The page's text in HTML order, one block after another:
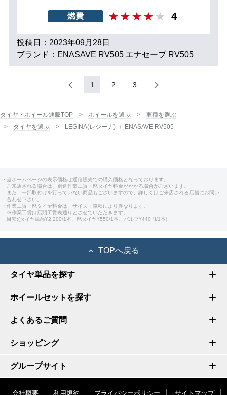
燃費 4
投稿日：2023年09月28日
ブランド：ENASAVE RV505 エナセーブ RV505
1 2 3
タイヤ・ホイール通販TOP ホイールを選ぶ
車種を選ぶ
タイヤを選ぶ
LEGINA(レジーナ) ＋ ENASAVE RV505
・当ホームページの表示価格は通信販売での購入価格となっております。
ご来店される場合は、別途作業工賃・廃タイヤ料金がかかる場合がございます。
また、一部取付けを行っていない商品もございますので、詳しくはご来店される店舗にお問い
合わせ下さい。
・作業工賃・廃タイヤ料金は、サイズ・車種により異なります。
※作業工賃は店頭工賃表通りとさせていただきます。
目安:(タイヤ単品¥2,200/1本、廃タイヤ¥550/1本、バルブ¥440円/1本)
TOPへ戻る
タイヤ単品を探す
ホイールセットを探す
よくあるご質問
ショッピング
グループサイト
会社概要 利用規約 プライバシーポリシー サイトマップ